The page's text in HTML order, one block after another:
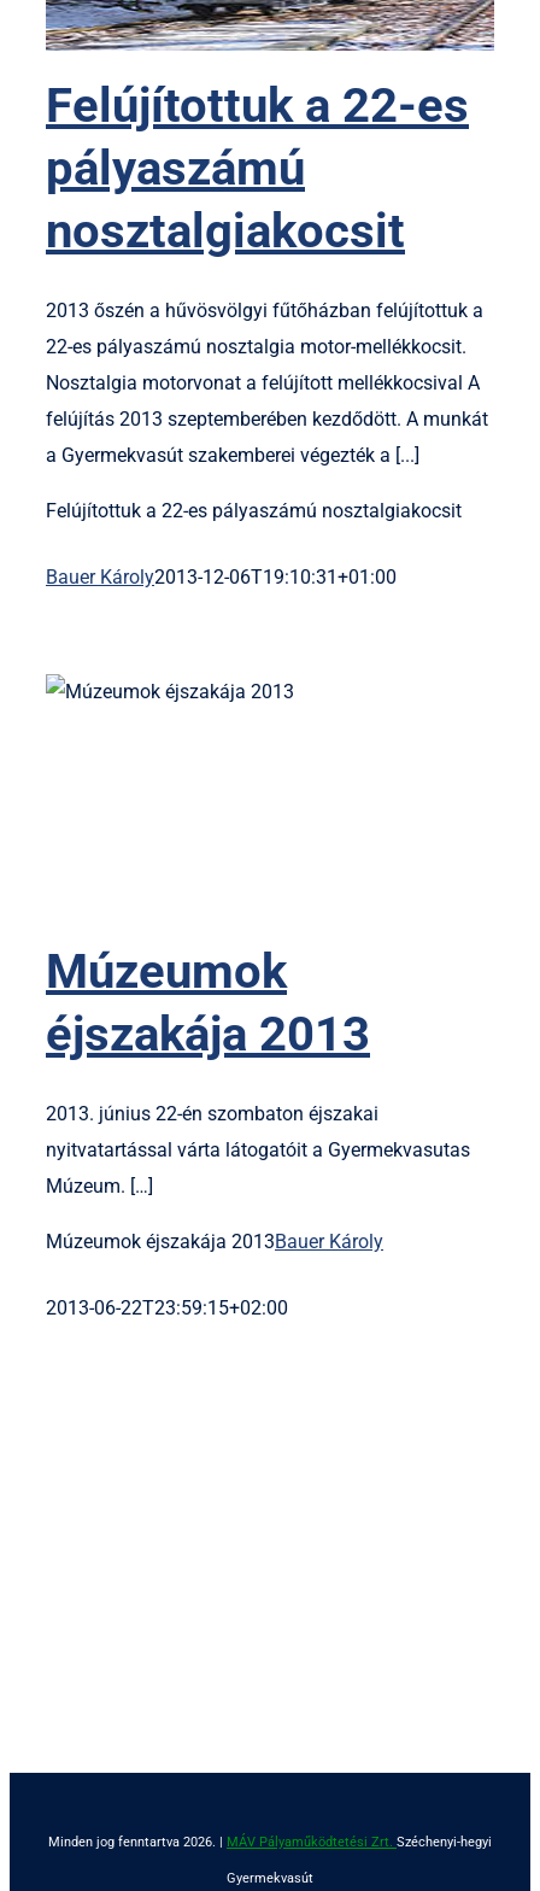
Felújítottuk a 22-es
pályaszámú
nosztalgiakocsit
2013 őszén a hűvösvölgyi fűtőházban felújítottuk a
22-es pályaszámú nosztalgia motor-mellékkocsit.
Nosztalgia motorvonat a felújított mellékkocsival A
felújítás 2013 szeptemberében kezdődött. A munkát
a Gyermekvasút szakemberei végezték a [...]
Felújítottuk a 22-es pályaszámú nosztalgiakocsit
Bauer Károly2013-12-06T19:10:31+01:00
Múzeumok
éjszakája 2013
2013. június 22-én szombaton éjszakai
nyitvatartással várta látogatóit a Gyermekvasutas
Múzeum. […]
Múzeumok éjszakája 2013Bauer Károly
2013-06-22T23:59:15+02:00
Minden jog fenntartva 2026. | MÁV Pályaműködtetési Zrt. Széchenyi-hegyi
Gyermekvasút